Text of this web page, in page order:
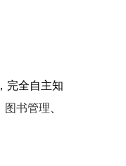
，完全自主知
图书管理